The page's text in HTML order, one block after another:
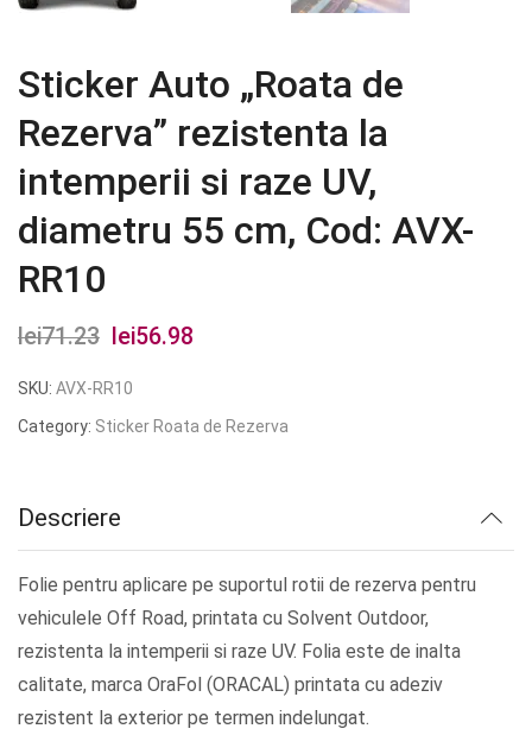
Sticker Auto „Roata de
Rezerva” rezistenta la
intemperii si raze UV,
diametru 55 cm, Cod: AVX-
RR10
lei71.23 Prețul
inițial
a
lei56.98
este:
SKU: AVX-RR10
Category: Sticker Roata de Rezerva
Descriere
Folie pentru aplicare pe suportul rotii de rezerva pentru
vehiculele Off Road, printata cu Solvent Outdoor,
rezistenta la intemperii si raze UV. Folia este de inalta
calitate, marca OraFol (ORACAL) printata cu adeziv
rezistent la exterior pe termen indelungat.